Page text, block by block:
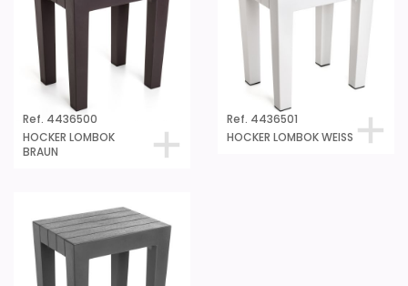
Ref. 4436500
HOCKER LOMBOK
BRAUN
Ref. 4436501
HOCKER LOMBOK WEISS